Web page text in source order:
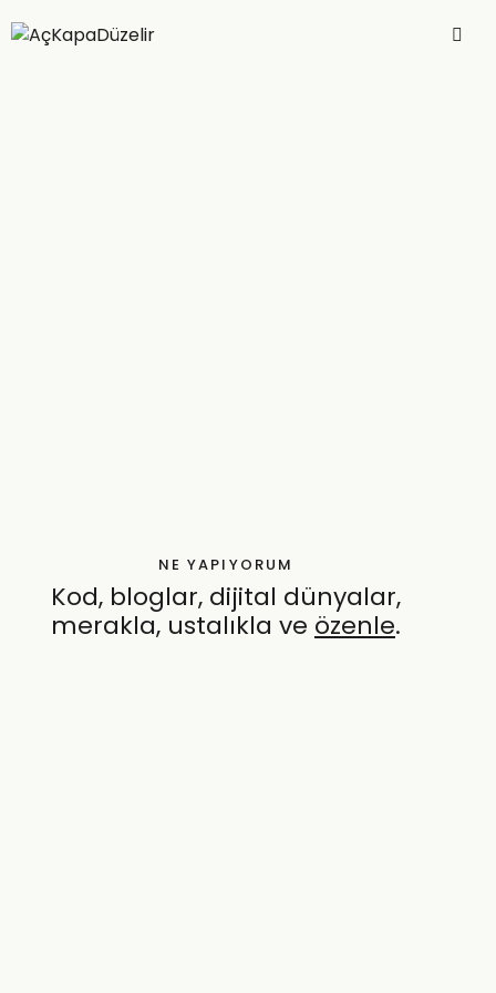
NE YAPIYORUM
Kod, bloglar, dijital dünyalar,
merakla, ustalıkla ve özenle.